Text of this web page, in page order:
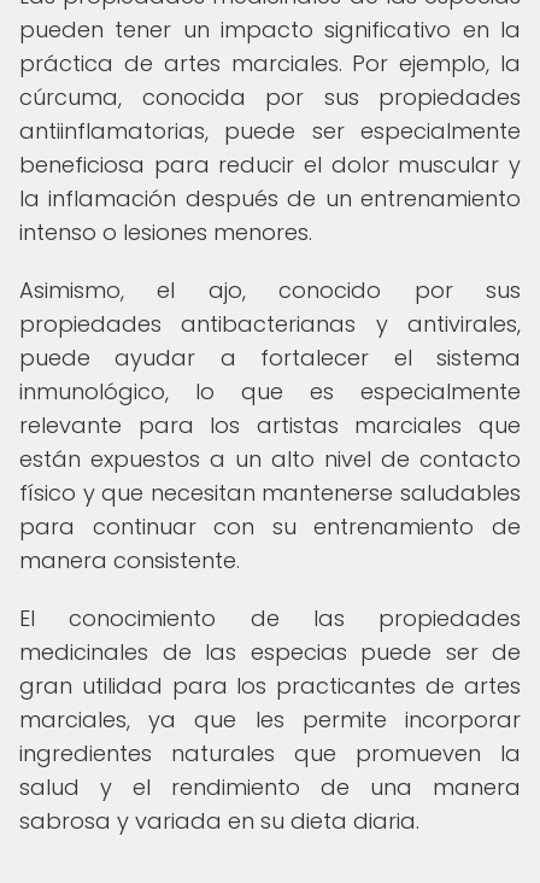
pueden tener un impacto significativo en la
práctica de artes marciales. Por ejemplo, la
cúrcuma, conocida por sus propiedades
antiinflamatorias, puede ser especialmente
beneficiosa para reducir el dolor muscular y
la inflamación después de un entrenamiento
intenso o lesiones menores.
Asimismo, el ajo, conocido por sus
propiedades antibacterianas y antivirales,
puede ayudar a fortalecer el sistema
inmunológico, lo que es especialmente
relevante para los artistas marciales que
están expuestos a un alto nivel de contacto
físico y que necesitan mantenerse saludables
para continuar con su entrenamiento de
manera consistente.
El conocimiento de las propiedades
medicinales de las especias puede ser de
gran utilidad para los practicantes de artes
marciales, ya que les permite incorporar
ingredientes naturales que promueven la
salud y el rendimiento de una manera
sabrosa y variada en su dieta diaria.